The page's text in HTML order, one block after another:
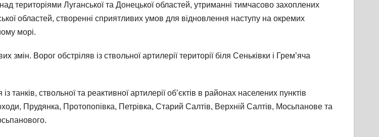
територіями Луганської та Донецької областей, утриманні тимчасово захоплених
областей, створенні сприятливих умов для відновлення наступу на окремих
морі.
Ворог обстріляв із ствольної артилерії території біля Сеньківки і Грем’яча
ствольної та реактивної артилерії обʼєктів в районах населених пунктів
Прудянка, Протопопівка, Петрівка, Старий Салтів, Верхній Салтів, Мосьпанове та